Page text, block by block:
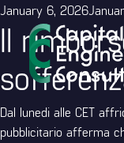
Posted
on
January 6, 2026
Il
Dal lunedi alle CET
pubblicitario afferma